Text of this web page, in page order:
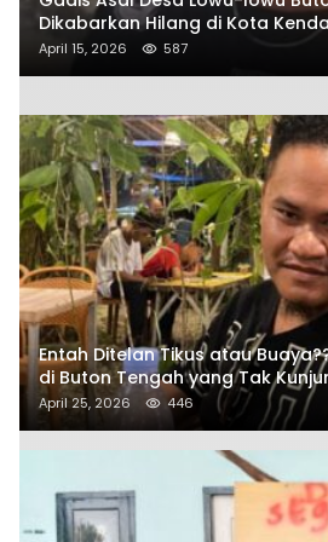
Dikabarkan Hilang di Kota
April 15, 2026 587
Entah Ditelan Tikus atau
di Buton Tengah yang Tak
Disorot SAMURAIS
April 25, 2026 446